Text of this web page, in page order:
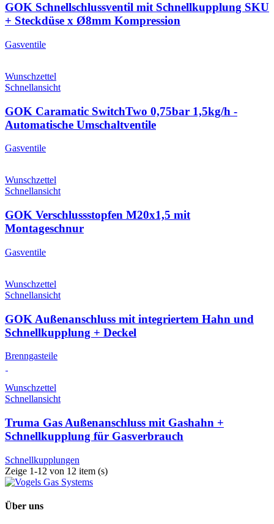
GOK Schnellschlussventil mit Schnellkupplung SKU
+ Steckdüse x Ø8mm Kompression
Gasventile
Wunschzettel
Schnellansicht
GOK Caramatic SwitchTwo 0,75bar 1,5kg/h -
Automatische Umschaltventile
Gasventile
Wunschzettel
Schnellansicht
GOK Verschlussstopfen M20x1,5 mit
Montageschnur
Gasventile
Wunschzettel
Schnellansicht
GOK Außenanschluss mit integriertem Hahn und
Schnellkupplung + Deckel
Brenngasteile
Wunschzettel
Schnellansicht
Truma Gas Außenanschluss mit Gashahn +
Schnellkupplung für Gasverbrauch
Schnellkupplungen
Zeige 1-12 von 12 item (s)
Über uns